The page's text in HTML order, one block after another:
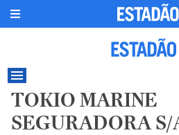
TOKIO MARINE
SEGURADORA